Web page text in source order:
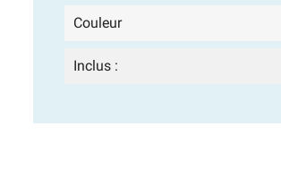
Couleur
Inclus :